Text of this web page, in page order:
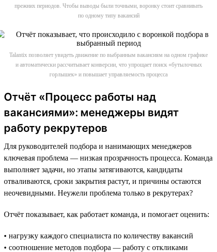
прежних периодов. Чтобы выводы были точными, воронку стоит сравнивать
по одному типу вакансий
Talantix позволяет увидеть движение по выбранным вакансиям на одном графике
и автоматически рассчитывает конверсии, что упрощает поиск «бутылочных
горлышек» и повышает управляемость процесса
Отчёт «Процесс работы над
вакансиями»: менеджеры видят
работу рекрутеров
Для руководителей подбора и нанимающих менеджеров
ключевая проблема — низкая прозрачность процесса. Команда
выполняет задачи, но этапы затягиваются, кандидаты
отваливаются, сроки закрытия растут, и причины остаются
неочевидными. Неужели проблема только в рекрутерах?
Отчёт показывает, как работает команда, и помогает оценить:
• нагрузку каждого специалиста по количеству вакансий
• соотношение методов подбора — работу с откликами